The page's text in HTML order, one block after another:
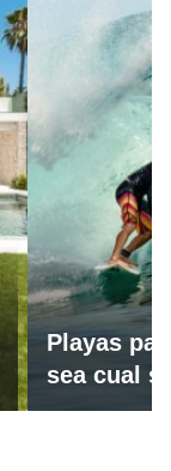
Playas
sea cual